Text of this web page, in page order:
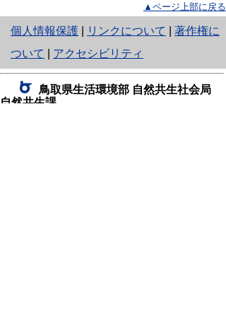
▲ページ上部に戻る
個人情報保護
と
り
ネ
ッ
リンクについて
著作権に
ついて
アクセシビリティ
鳥取県生活環境部 自然共生社会局
自然共生課